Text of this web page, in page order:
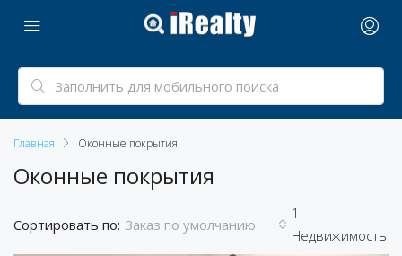
Главная Оконные покрытия
Оконные покрытия
1
Недвижимость
Сортировать по: Заказ по умолчанию